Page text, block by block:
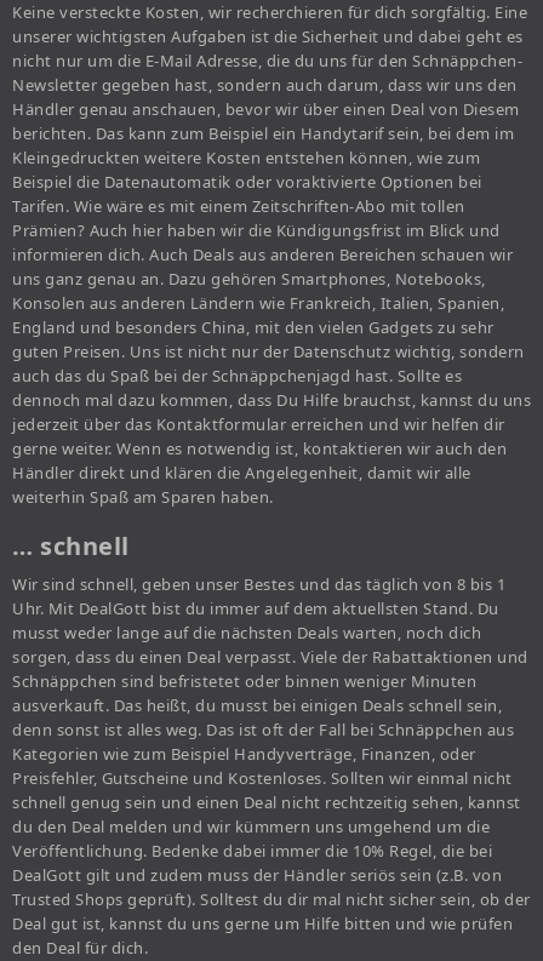
Keine versteckte Kosten, wir recherchieren für dich sorgfältig. Eine
unserer wichtigsten Aufgaben ist die Sicherheit und dabei geht es
nicht nur um die E-Mail Adresse, die du uns für den Schnäppchen-
Newsletter gegeben hast, sondern auch darum, dass wir uns den
Händler genau anschauen, bevor wir über einen Deal von Diesem
berichten. Das kann zum Beispiel ein Handytarif sein, bei dem im
Kleingedruckten weitere Kosten entstehen können, wie zum
Beispiel die Datenautomatik oder voraktivierte Optionen bei
Tarifen. Wie wäre es mit einem Zeitschriften-Abo mit tollen
Prämien? Auch hier haben wir die Kündigungsfrist im Blick und
informieren dich. Auch Deals aus anderen Bereichen schauen wir
uns ganz genau an. Dazu gehören Smartphones, Notebooks,
Konsolen aus anderen Ländern wie Frankreich, Italien, Spanien,
England und besonders China, mit den vielen Gadgets zu sehr
guten Preisen. Uns ist nicht nur der Datenschutz wichtig, sondern
auch das du Spaß bei der Schnäppchenjagd hast. Sollte es
dennoch mal dazu kommen, dass Du Hilfe brauchst, kannst du uns
jederzeit über das Kontaktformular erreichen und wir helfen dir
gerne weiter. Wenn es notwendig ist, kontaktieren wir auch den
Händler direkt und klären die Angelegenheit, damit wir alle
weiterhin Spaß am Sparen haben.
… schnell
Wir sind schnell, geben unser Bestes und das täglich von 8 bis 1
Uhr. Mit DealGott bist du immer auf dem aktuellsten Stand. Du
musst weder lange auf die nächsten Deals warten, noch dich
sorgen, dass du einen Deal verpasst. Viele der Rabattaktionen und
Schnäppchen sind befristetet oder binnen weniger Minuten
ausverkauft. Das heißt, du musst bei einigen Deals schnell sein,
denn sonst ist alles weg. Das ist oft der Fall bei Schnäppchen aus
Kategorien wie zum Beispiel Handyverträge, Finanzen, oder
Preisfehler, Gutscheine und Kostenloses. Sollten wir einmal nicht
schnell genug sein und einen Deal nicht rechtzeitig sehen, kannst
du den Deal melden und wir kümmern uns umgehend um die
Veröffentlichung. Bedenke dabei immer die 10% Regel, die bei
DealGott gilt und zudem muss der Händler seriös sein (z.B. von
Trusted Shops geprüft). Solltest du dir mal nicht sicher sein, ob der
Deal gut ist, kannst du uns gerne um Hilfe bitten und wie prüfen
den Deal für dich.